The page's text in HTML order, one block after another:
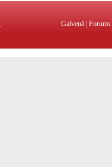
Galvenā Forums